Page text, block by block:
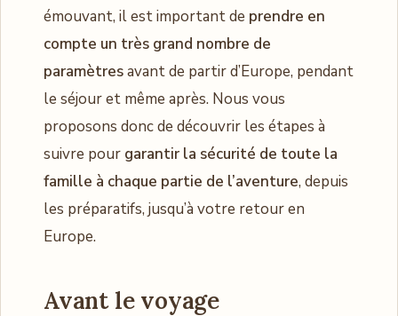
émouvant, il est important de prendre en
compte un très grand nombre de
paramètresavant de partir d’Europe, pendant
le séjour et même après. Nous vous
proposons donc de découvrir les étapes à
suivre pour garantir la sécurité de toute la
famille à chaque partie de l’aventure, depuis
les préparatifs, jusqu’à votre retour en
Europe.
Avant le voyage